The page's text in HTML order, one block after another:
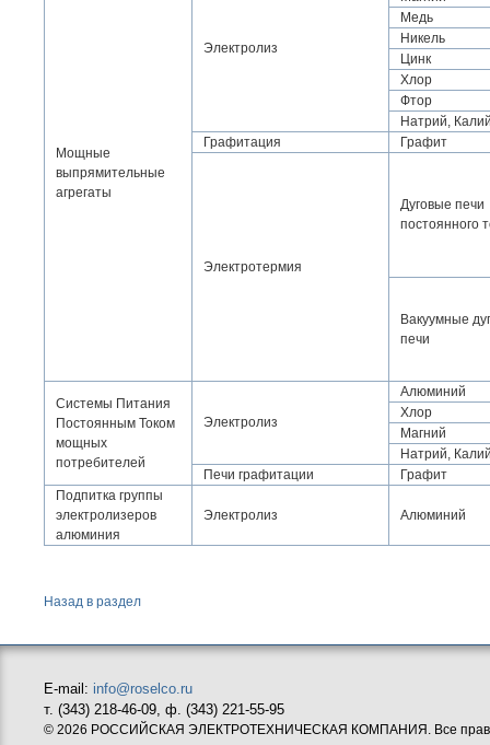
Мощные
выпрямительные
агрегаты
Электролиз
Медь
Никель
Цинк
Хлор
Фтор
Натрий,
Графитация
Графит
Электротермия
Дуговые печи
постоянного
Вакуумные
печи
Системы Питания
Постоянным Током
мощных
потребителей
Электролиз
Алюминий
Хлор
Магний
Натрий,
Печи графитации
Графит
Подпитка группы
электролизеров
алюминия
Электролиз Алюминий
Назад в раздел
E-mail: info@roselco.ru
т. (343) 218-46-09, ф. (343) 221-55-95
© 2026 РОССИЙСКАЯ ЭЛЕКТРОТЕХНИЧЕСКАЯ КОМПАНИЯ. Все